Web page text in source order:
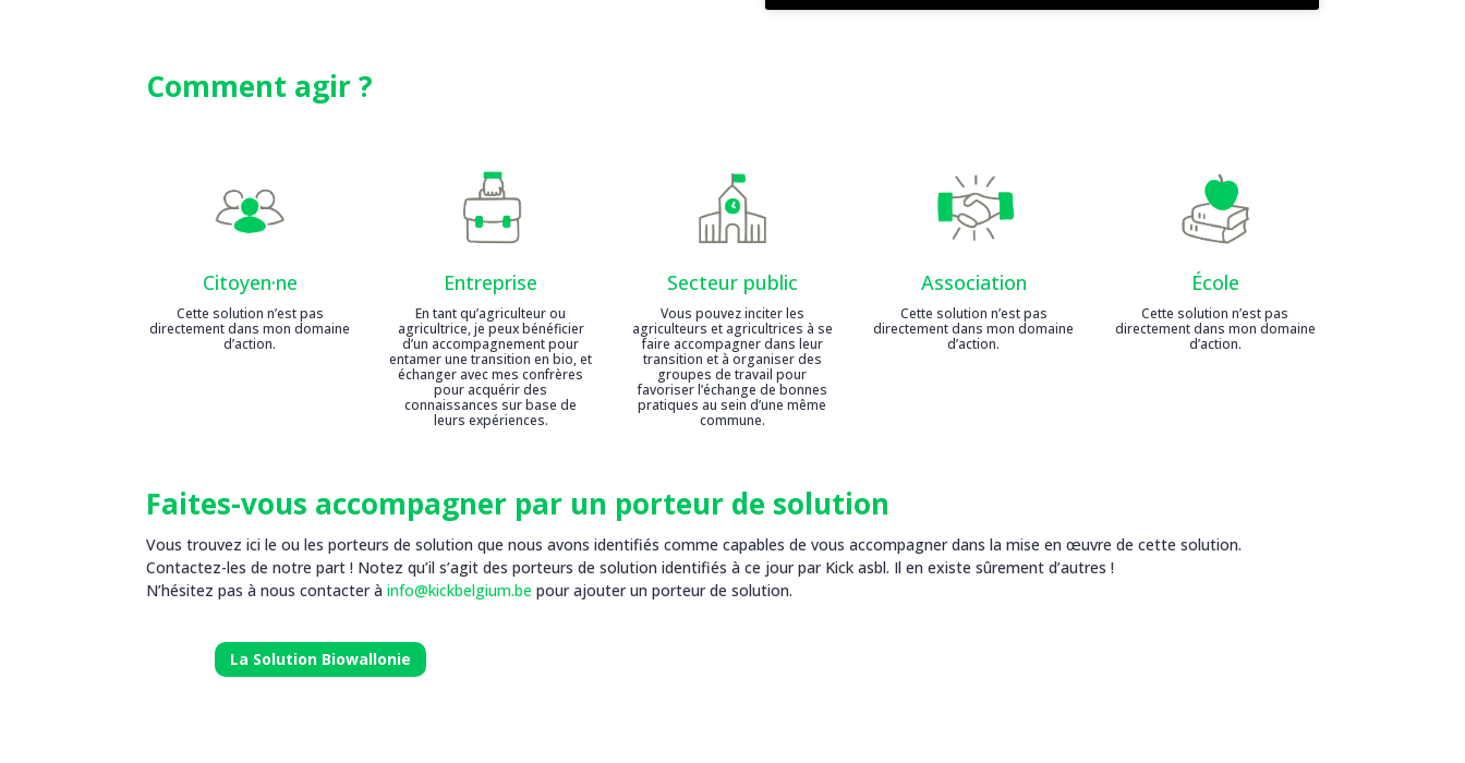
Comment agir ?
Citoyen·ne
Cette solution n’est pas
directement dans mon domaine
d’action.
Entreprise
En tant qu’agriculteur ou
agricultrice, je peux bénéficier
d’un accompagnement pour
entamer une transition en bio, et
échanger avec mes confrères
pour acquérir des
connaissances sur base de
leurs expériences.
Secteur public
Vous pouvez inciter les
agriculteurs et agricultrices à se
faire accompagner dans leur
transition et à organiser des
groupes de travail pour
favoriser l’échange de bonnes
pratiques au sein d’une même
commune.
Association
Cette solution n’est pas
directement dans mon domaine
d’action.
École
Cette solution n’est pas
directement dans mon domaine
d’action.
Faites-vous accompagner par un porteur de solution
Vous trouvez ici le ou les porteurs de solution que nous avons identifiés comme capables de vous accompagner dans la mise en œuvre de cette solution.
Contactez-les de notre part ! Notez qu’il s’agit des porteurs de solution identifiés à ce jour par Kick asbl. Il en existe sûrement d’autres !
N’hésitez pas à nous contacter àinfo@kickbelgium.be pour ajouter un porteur de solution.
La Solution Biowallonie